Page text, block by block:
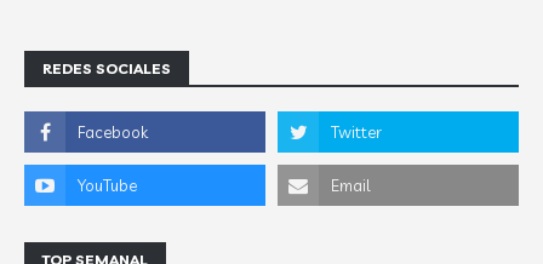
REDES SOCIALES
TOP SEMANAL